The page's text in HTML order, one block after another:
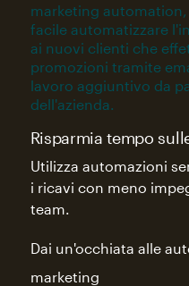
Risparmia tempo
Utilizza automazioni
i ricavi con meno
team.
Dai un'occhiata alle
marketing